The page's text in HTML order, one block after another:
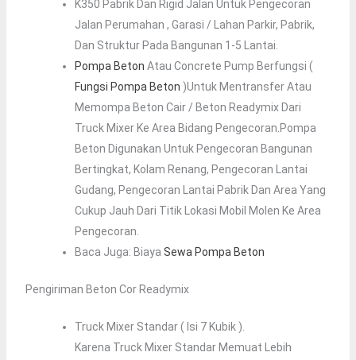
K350 Pabrik Dan Rigid Jalan Untuk Pengecoran
Jalan Perumahan , Garasi / Lahan Parkir, Pabrik,
Dan Struktur Pada Bangunan 1-5 Lantai.
Pompa Beton Atau Concrete Pump Berfungsi (
Fungsi Pompa Beton )untuk Mentransfer Atau
Memompa Beton Cair / Beton Readymix Dari
Truck Mixer Ke Area Bidang Pengecoran.Pompa
Beton Digunakan Untuk Pengecoran Bangunan
Bertingkat, Kolam Renang, Pengecoran Lantai
Gudang, Pengecoran Lantai Pabrik Dan Area Yang
Cukup Jauh Dari Titik Lokasi Mobil Molen Ke Area
Pengecoran.
Baca Juga: Biaya Sewa Pompa Beton
Pengiriman Beton Cor Readymix
Truck Mixer Standar ( Isi 7 Kubik ).
Karena Truck Mixer Standar Memuat Lebih